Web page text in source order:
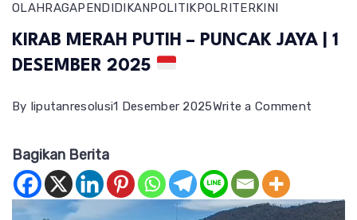
OLAHRAGAPENDIDIKANPOLITIKPOLRITERKINI
KIRAB MERAH PUTIH – PUNCAK JAYA | 1
DESEMBER 2025
By liputanresolusi1 Desember 2025Write a Comment
–
Bagikan Berita
Pemutar